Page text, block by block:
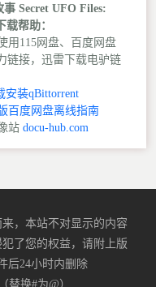
Secret UFO Files:
帮助：
用115网盘、百度网盘
链接，迅雷下载电驴链
安装qBittorrent
百度网盘离线指南
站 docu-hub.com
，本站不对显示的内容
了您的权益，请附上版
后24小时内删除
替换#为@）